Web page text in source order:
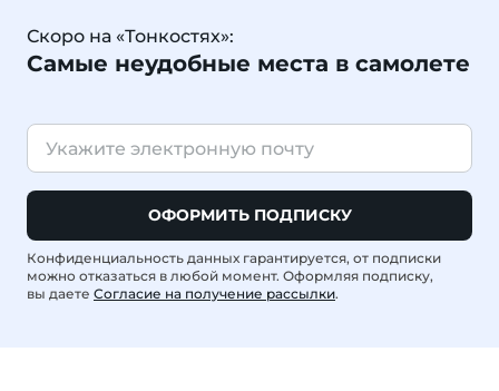
Скоро на «Тонкостях»:
Самые неудобные места в самолете
ОФОРМИТЬ ПОДПИСКУ
Конфиденциальность данных гарантируется, от подписки
можно отказаться в любой момент. Оформляя подписку,
вы даете Согласие на получение рассылки.